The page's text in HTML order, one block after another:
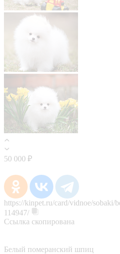
50 000 ₽
https://kinpet.ru/card/vidnoe/sobaki/
114947/
Ссылка скопирована
Белый померанский шпиц